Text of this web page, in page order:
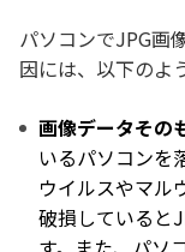
パソコンでJPG画
因には、以下のよ
画像データその
いるパソコンを
ウイルスやマル
破損していると